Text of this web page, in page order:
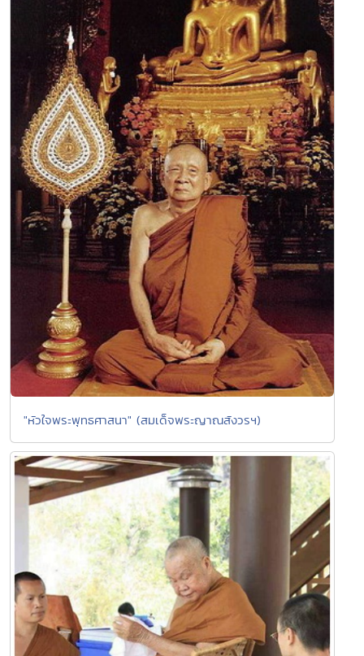
"หัวใจพระพุทธศาสนา" (สมเด็จพระญาณสังวรฯ)